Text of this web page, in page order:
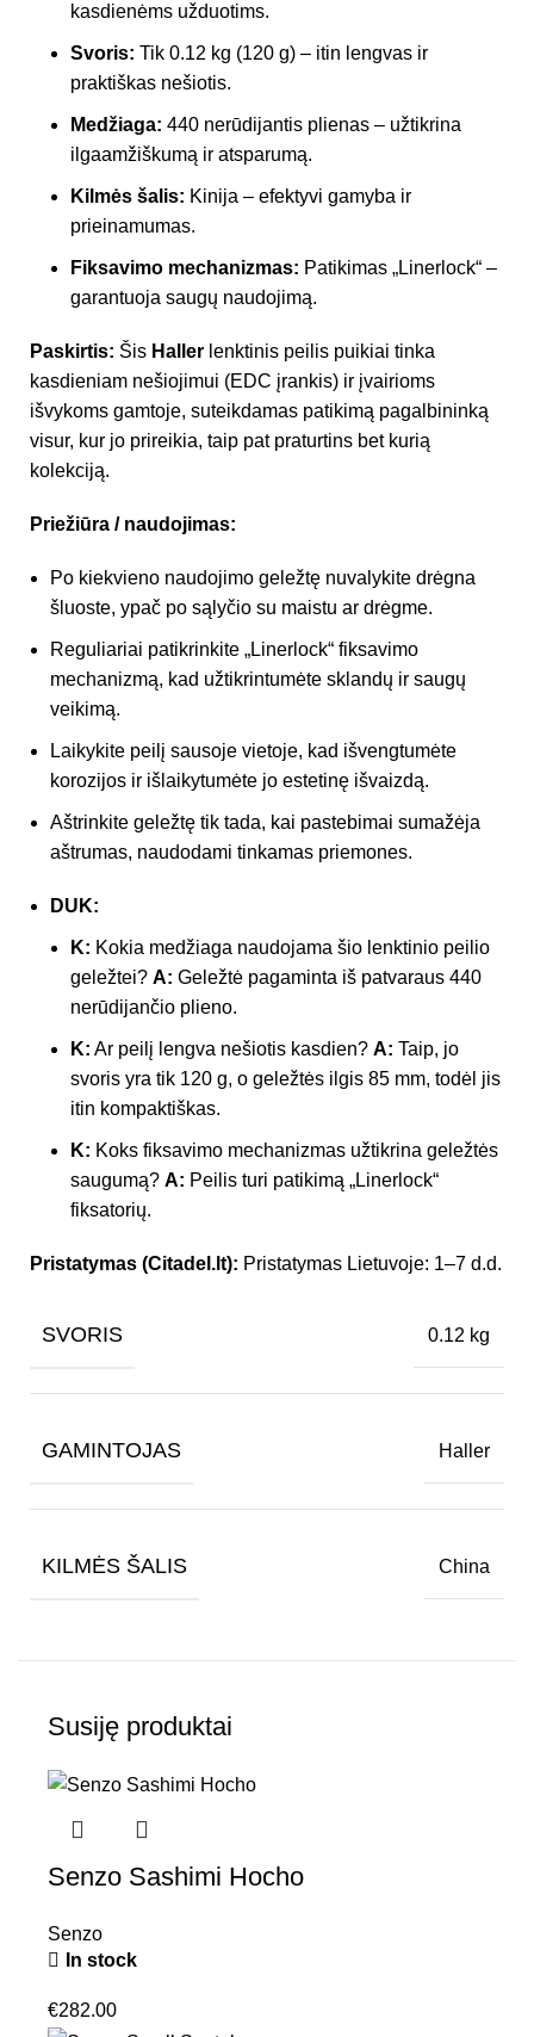
kasdienėms užduotims.
Svoris: Tik 0.12 kg (120 g) – itin lengvas ir
praktiškas nešiotis.
Medžiaga: 440 nerūdijantis plienas – užtikrina
ilgaamžiškumą ir atsparumą.
Kilmės šalis: Kinija – efektyvi gamyba ir
prieinamumas.
Fiksavimo mechanizmas: Patikimas „Linerlock“ –
garantuoja saugų naudojimą.
Paskirtis: Šis Haller lenktinis peilis puikiai tinka
kasdieniam nešiojimui (EDC įrankis) ir įvairioms
išvykoms gamtoje, suteikdamas patikimą pagalbininką
visur, kur jo prireikia, taip pat praturtins bet kurią
kolekciją.
Priežiūra / naudojimas:
Po kiekvieno naudojimo geležtę nuvalykite drėgna
šluoste, ypač po sąlyčio su maistu ar drėgme.
Reguliariai patikrinkite „Linerlock“ fiksavimo
mechanizmą, kad užtikrintumėte sklandų ir saugų
veikimą.
Laikykite peilį sausoje vietoje, kad išvengtumėte
korozijos ir išlaikytumėte jo estetinę išvaizdą.
Aštrinkite geležtę tik tada, kai pastebimai sumažėja
aštrumas, naudodami tinkamas priemones.
DUK:
K: Kokia medžiaga naudojama šio lenktinio peilio
geležtei? A: Geležtė pagaminta iš patvaraus 440
nerūdijančio plieno.
K: Ar peilį lengva nešiotis kasdien? A: Taip, jo
svoris yra tik 120 g, o geležtės ilgis 85 mm, todėl jis
itin kompaktiškas.
K: Koks fiksavimo mechanizmas užtikrina geležtės
saugumą? A: Peilis turi patikimą „Linerlock“
fiksatorių.
Pristatymas (Citadel.lt): Pristatymas Lietuvoje: 1–7 d.d.
SVORIS 0.12 kg
GAMINTOJAS Haller
KILMĖS ŠALIS China
Susiję produktai
Senzo Sashimi Hocho
Senzo
In stock
€282.00